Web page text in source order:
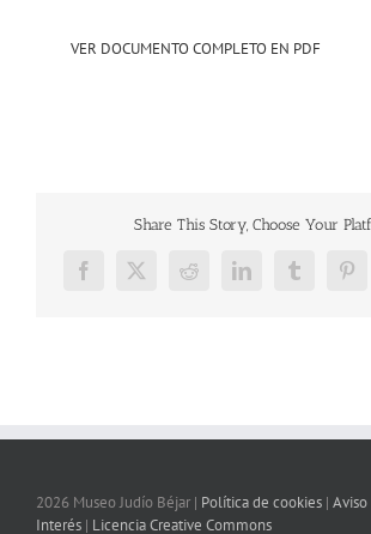
VER DOCUMENTO COMPLETO EN PDF
Share This Story, Choose Your
Facebook
X RedditLinkedInTumblr
2026 Museo Judío Béjar | Política de cookies |
Interés | Licencia Creative Commons